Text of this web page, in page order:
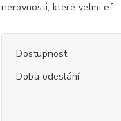
nerovnosti, které velmi ef...
Dostupnost
Doba odeslání